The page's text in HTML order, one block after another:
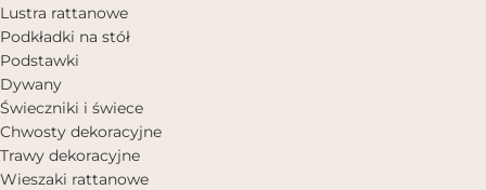
Lustra rattanowe
Podkładki na stół
Podstawki
Dywany
Świeczniki i świece
Chwosty dekoracyjne
Trawy dekoracyjne
Wieszaki rattanowe